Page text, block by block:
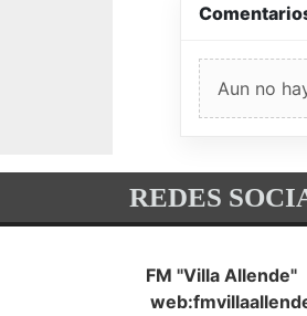
Aun no
REDES
FM "Villa Allende"